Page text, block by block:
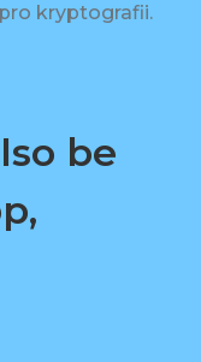
kryptografii.
be